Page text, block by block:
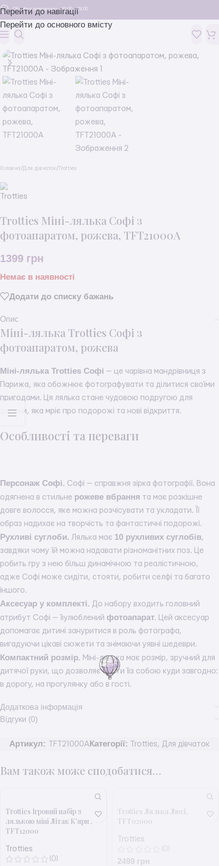
Перейти до навігації
Перейти до основного вмісту
Обробка замовлень: 10:00 - 19:00
Головна /Для дівчаток / Trotties
Trotties Міні-лялька Софі з
фотоапаратом, рожева, TFT21000A
1399 грн
Немає в наявності
Додати до списку бажань
Опис
Міні-лялька Trotties Софі з
фотоапаратом, рожева
Міні-лялька Trotties Софі — це чарівна мандрівниця з
Парижа, яка обожнює фотографувати та ділитися своїми
пригодами. Ця лялька стане чудовою подругою для
дитини, яка мріє про подорожі та нові відкриття.
Особливості та переваги
Персонаж Софі. Софі — справжня зірка фотографії. Вона
одягнена в стильне рожеве вбрання та має розкішне
довге волосся, яке можна розчісувати та укладати. Її
образ надихає на творчість та фантастичні подорожі.
Рухливі суглоби. Лялька має 10 рухливих суглобів,
завдяки чому їй можна надавати різноманітних поз. Це
робить гру з нею більш динамічною та реалістичною,
адже Софі може сидіти, стояти, робити селфі та багато
іншого.
Аксесуар у комплекті. До набору входить головний
атрибут Софі — її улюблений фотоапарат. Цей аксесуар
допомагає дитині зануритися в роль фотографа,
вигадуючи цікаві сюжети та знімаючи уявні шедеври.
Компактний розмір. Міні-лялька має розмір, зручний для
дитячої руки, що дозволяє брати її з собою куди завгодно:
в дорогу, на прогулянку або в гості.
Додаткова інформація
Відгуки (0)
Артикул: TFT21000AКатегорії: Trotties, Для дівчаток
Вам також може сподобатися…
Trotties Ігровий набір з
лялькою міні Літак К’яри ,
TFT12000
Trotties
(0)
Trotties Лялька Люсі,
TFT02000
Trotties
2499 грн